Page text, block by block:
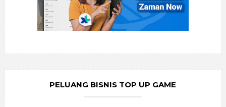
PELUANG BISNIS TOP UP GAME